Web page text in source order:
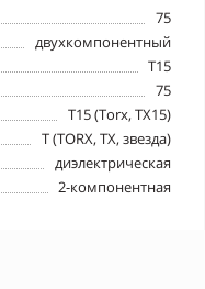
75
двухкомпонентный
T15
75
T15 (Torx, TX15)
T (TORX, TX, звезда)
диэлектрическая
2-компонентная